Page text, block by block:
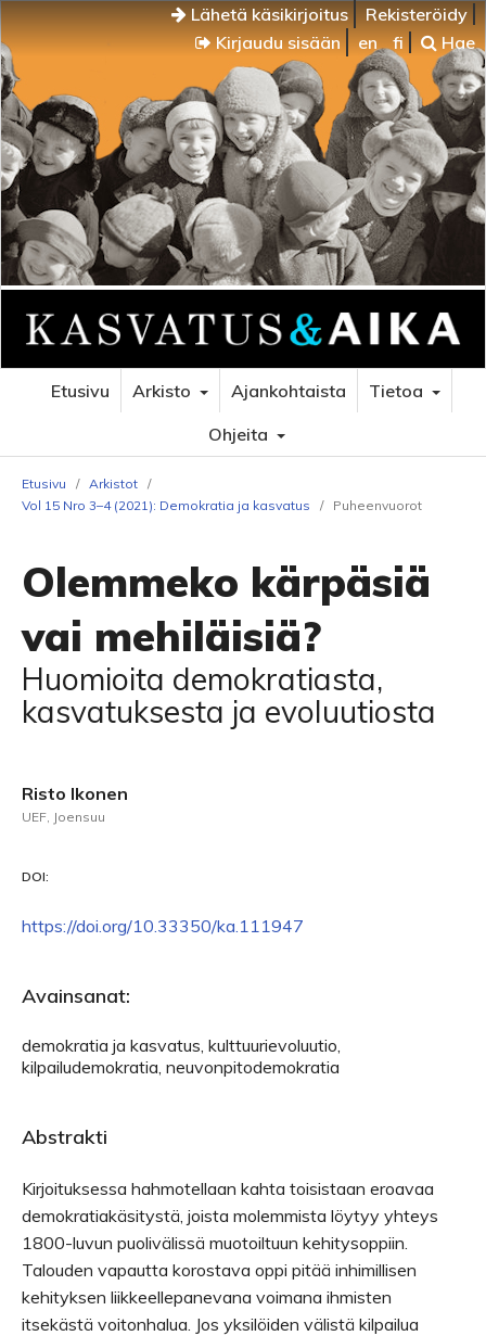
Lähetä käsikirjoitus
Rekisteröidy
Kirjaudu sisään
en fi Hae
Etusivu Arkisto Ajankohtaista
Tietoa
Ohjeita
Etusivu / Arkistot /
Vol 15 Nro 3–4 (2021): Demokratia ja kasvatus
/ Puheenvuorot
Olemmeko kärpäsiä
vai mehiläisiä?
Huomioita demokratiasta,
kasvatuksesta ja evoluutiosta
Risto Ikonen
UEF, Joensuu
DOI:
https://doi.org/10.33350/ka.111947
Avainsanat:
demokratia ja kasvatus, kulttuurievoluutio,
kilpailudemokratia, neuvonpitodemokratia
Abstrakti
Kirjoituksessa hahmotellaan kahta toisistaan eroavaa
demokratiakäsitystä, joista molemmista löytyy yhteys
1800-luvun puolivälissä muotoiltuun kehitysoppiin.
Talouden vapautta korostava oppi pitää inhimillisen
kehityksen liikkeellepanevana voimana ihmisten
itsekästä voitonhalua. Jos yksilöiden välistä kilpailua